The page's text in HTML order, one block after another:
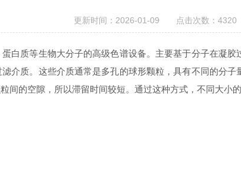
更新时间：2026-01-09 点击次数：4320
质等生物大分子的高级色谱设备。主要基于分子在凝胶
介质。这些介质通常是多孔的球形颗粒，具有不同的分
间的空隙，所以滞留时间较短。通过这种方式，不同大小